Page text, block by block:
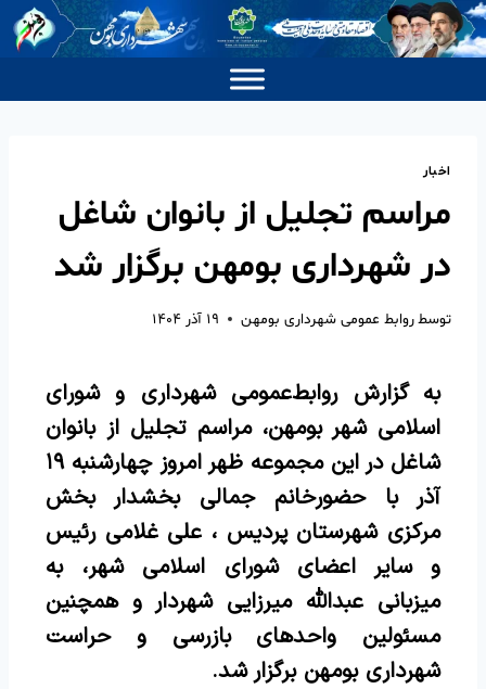
اخبار
مراسم تجلیل از بانوان شاغل
در شهرداری بومهن برگزار شد
توسطروابط عمومی شهرداری بومهن ۱۹ آذر ۱۴۰۴
به گزارش روابط‌عمومی شهرداری و شورای
اسلامی شهر بومهن، مراسم تجلیل از بانوان
شاغل در این مجموعه ظهر امروز چهارشنبه ۱۹
آذر با حضورخانم جمالی بخشدار بخش
مرکزی شهرستان پردیس ، علی غلامی رئیس
و‌ سایر اعضای شورای اسلامی شهر، به
میزبانی عبدالله میرزایی شهردار و همچنین
مسئولین واحدهای بازرسی و حراست
شهرداری بومهن برگزار شد.